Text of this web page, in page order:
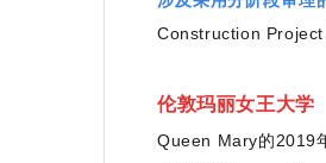
Construction
伦敦玛丽女王大学
Queen Mary的2019